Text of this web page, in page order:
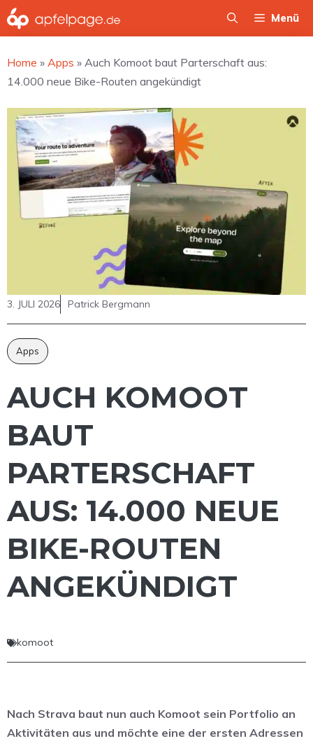
Zum
Inhalt
Menü
Home » Apps » Auch Komoot baut Parterschaft aus:
14.000 neue Bike-Routen angekündigt
3. JULI 2026 Patrick Bergmann
Apps
AUCH KOMOOT
BAUT
PARTERSCHAFT
AUS: 14.000 NEUE
BIKE-ROUTEN
ANGEKÜNDIGT
komoot
Nach Strava baut nun auch Komoot sein Portfolio an
Aktivitäten aus und möchte eine der ersten Adressen